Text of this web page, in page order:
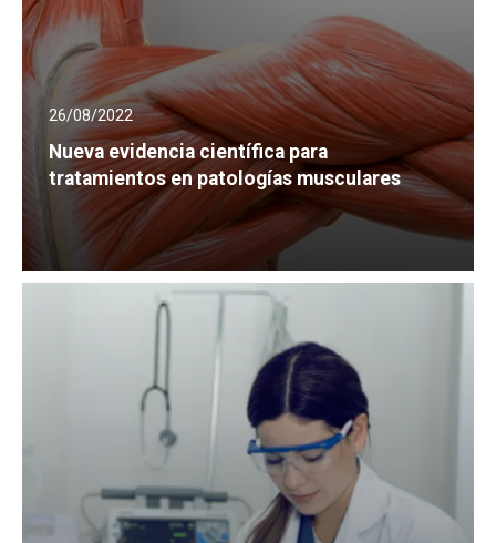
26/08/2022
Nueva evidencia científica para
tratamientos en patologías musculares